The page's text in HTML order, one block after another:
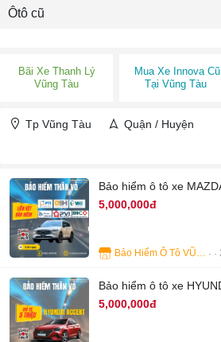
Ôtô cũ
Bãi Xe Thanh Lý
Vũng Tàu
Mua Xe Innova Cũ
Tại Vũng Tàu
Tp Vũng Tàu Quận / Huyện
Bảo hiểm ô tô xe
5,000,000đ
Bảo Hiểm Ô Tô VŨNG TÀU
Bảo hiểm ô tô xe
5,000,000đ